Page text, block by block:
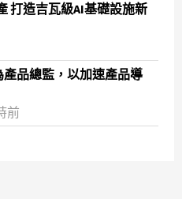
打造吉瓦級AI基礎設施新
產品總監，以加速產品導
前